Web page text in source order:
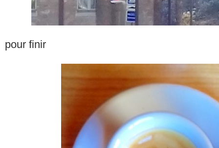
pour finir